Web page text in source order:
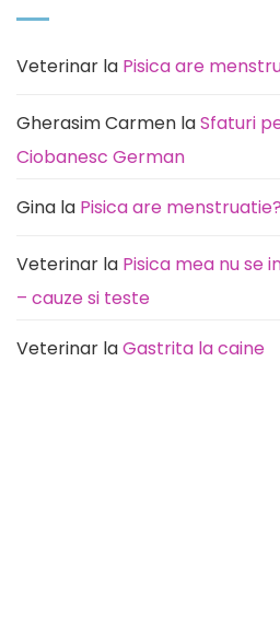
la
rutină
Veterinar la Pisica are
Gherasim Carmen laSfaturi
Ciobanesc German
Gina la Pisica are menstruatie?
Veterinar la Pisica mea nu se
– cauze si teste
Veterinar laGastrita la caine